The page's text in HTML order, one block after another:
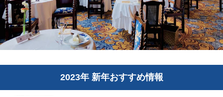
2023年 新年おすすめ情報